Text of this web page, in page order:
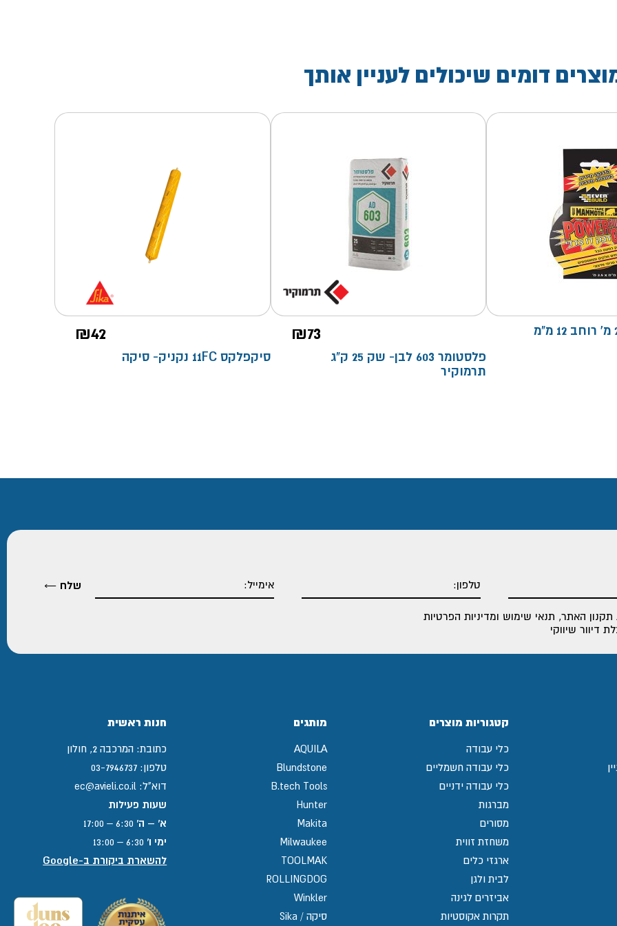
דומים שיכולים לעניין אותך
דבק דו צדדי 2.5 מ' רוחב 12 מ"מ ₪73
פלסטומר 603 לבן- שק 25 ק"ג
תרמוקיר
₪42
סיקפלקס 11FC נקניק- סיקה
תקנון האתר, תנאי שימוש ומדיניות הפרטיות
דיוור שיווקי
קטגוריות מוצרים
כלי עבודה
כלי עבודה חשמליים
כלי עבודה ידניים
מברגות
מסורים
משחזת זווית
ארגזי כלים
לבית ולגן
אביזרים לגינה
תקרות אקוסטיות
מותגים
AQUILA
Blundstone
B.tech Tools
Hunter
Makita
Milwaukee
TOOLMAK
ROLLINGDOG
Winkler
סיקה / Sika
חנות ראשית
כתובת: המרכבה 2, חולון
טלפון: 03-7946737
דוא"ל: ec@avieli.co.il
שעות פעילות
א' – ה'
ימי ו'
להשארת ביקורת ב-Google